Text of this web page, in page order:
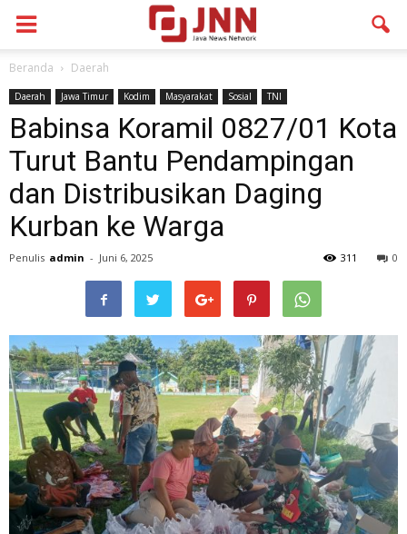
Beranda Daerah
Daerah Jawa Timur Kodim Masyarakat Sosial TNI
Babinsa Koramil 0827/01 Kota
Turut Bantu Pendampingan
dan Distribusikan Daging
Kurban ke Warga
Penulis admin - Juni 6, 2025 0
311